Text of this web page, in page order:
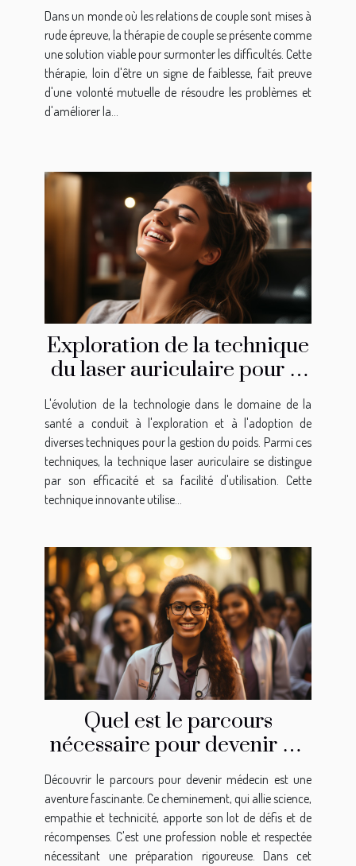
communication dans une
relation
Dans un monde où les relations de couple sont mises à
rude épreuve, la thérapie de couple se présente comme
une solution viable pour surmonter les difficultés. Cette
thérapie, loin d'être un signe de faiblesse, fait preuve
d'une volonté mutuelle de résoudre les problèmes et
d'améliorer la...
Exploration de la technique
du laser auriculaire pour la
gestion du poids
L'évolution de la technologie dans le domaine de la
santé a conduit à l'exploration et à l'adoption de
diverses techniques pour la gestion du poids. Parmi ces
techniques, la technique laser auriculaire se distingue
par son efficacité et sa facilité d'utilisation. Cette
technique innovante utilise...
Quel est le parcours
nécessaire pour devenir un
médecin ?
Découvrir le parcours pour devenir médecin est une
aventure fascinante. Ce cheminement, qui allie science,
empathie et technicité, apporte son lot de défis et de
récompenses. C'est une profession noble et respectée
nécessitant une préparation rigoureuse. Dans cet